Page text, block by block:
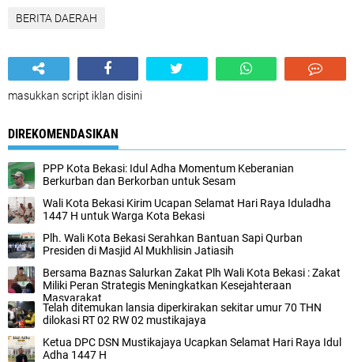
BERITA DAERAH
masukkan script iklan disini
DIREKOMENDASIKAN
PPP Kota Bekasi: Idul Adha Momentum Keberanian
Berkurban dan Berkorban untuk Sesam
Wali Kota Bekasi Kirim Ucapan Selamat Hari Raya Iduladha
1447 H untuk Warga Kota Bekasi
Plh. Wali Kota Bekasi Serahkan Bantuan Sapi Qurban
Presiden di Masjid Al Mukhlisin Jatiasih
Bersama Baznas Salurkan Zakat Plh Wali Kota Bekasi : Zakat
Miliki Peran Strategis Meningkatkan Kesejahteraan
Masyarakat
Telah ditemukan lansia diperkirakan sekitar umur 70 THN
dilokasi RT 02 RW 02 mustikajaya
Ketua DPC DSN Mustikajaya Ucapkan Selamat Hari Raya Idul
Adha 1447 H